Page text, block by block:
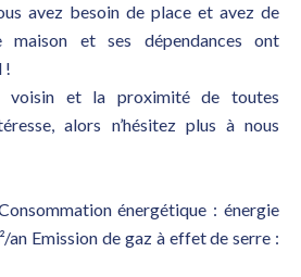
avez besoin de place et avez de
maison et ses dépendances ont
!
voisin et la proximité de toutes
alors n’hésitez plus à nous
énergétique : énergie
an Emission de gaz à effet de serre :